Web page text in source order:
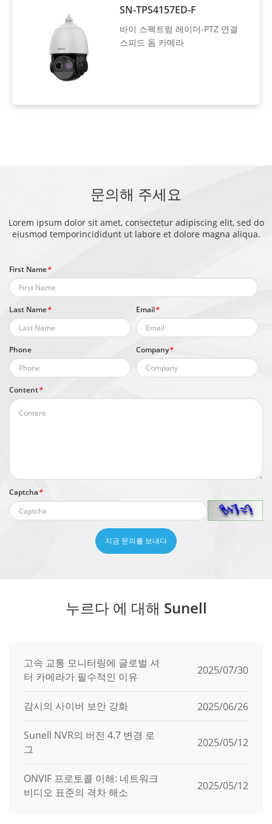
SN-TPS4157ED-F
바이 스펙트럼 레이더-PTZ 연결
스피드 돔 카메라
문의해 주세요
Lorem ipsum dolor sit amet, consectetur adipiscing elit, sed do
eiusmod temporincididunt ut labore et dolore magna aliqua.
First Name*
Last Name* Email*
Phone Company*
Content*
Captcha*
지금 문의를 보내다
누르다 에 대해 Sunell
고속 교통 모니터링에 글로벌 셔
터 카메라가 필수적인 이유
2025/07/30
감시의 사이버 보안 강화 2025/06/26
Sunell NVR의 버전 4.7 변경 로
그
2025/05/12
ONVIF 프로토콜 이해: 네트워크
비디오 표준의 격차 해소
2025/05/12